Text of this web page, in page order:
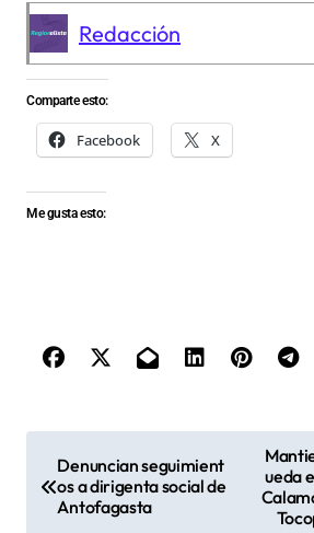
Redacción
Comparte esto:
Facebook X
Me gusta esto:
Denuncian seguimient
os a dirigenta social de
Antofagasta
ueda